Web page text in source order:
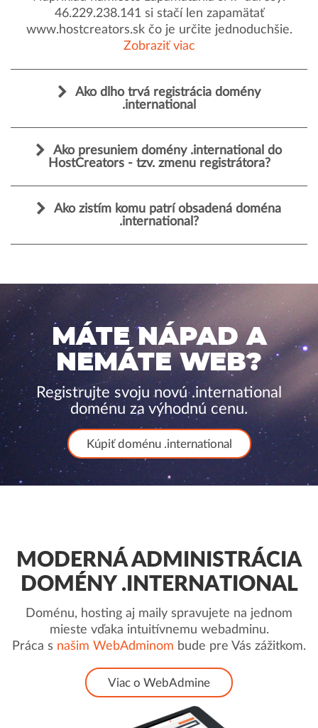
46.229.238.141 si stačí len zapamätať
www.hostcreators.sk čo je určite jednoduchšie.
Zobraziť viac
Ako dlho trvá registrácia domény
.international
Ako presuniem domény .international do
HostCreators - tzv. zmenu registrátora?
Ako zistím komu patrí obsadená doména
.international?
MÁTE NÁPAD A
NEMÁTE WEB?
Registrujte svoju novú .international
doménu za výhodnú cenu.
Kúpiť doménu .international
MODERNÁ ADMINISTRÁCIA
DOMÉNY .INTERNATIONAL
Doménu, hosting aj maily spravujete na jednom
mieste vďaka intuitívnemu webadminu.
Práca s našim WebAdminom bude pre Vás zážitkom.
Viac o WebAdmine